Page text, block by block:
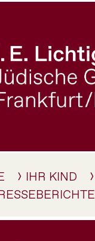
IHR KIND